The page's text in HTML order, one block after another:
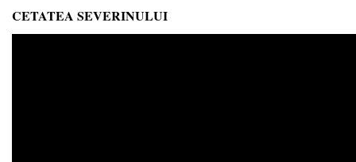
CETATEA SEVERINULUI